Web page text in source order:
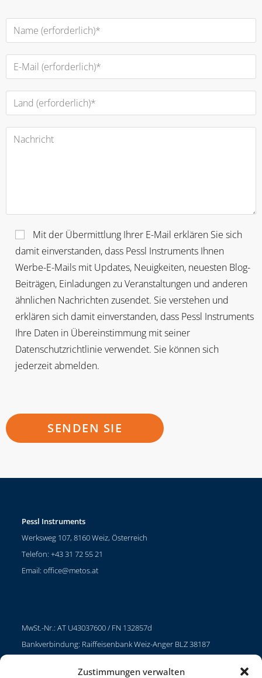
Zustimmungen verwalten
Mit der Übermittlung Ihrer E-Mail erklären Sie sich
damit einverstanden, dass Pessl Instruments Ihnen
Werbe-E-Mails mit Updates, Neuigkeiten, neuesten Blog-
Beiträgen, Einladungen zu Veranstaltungen und anderen
ähnlichen Nachrichten zusendet. Sie verstehen und
erklären sich damit einverstanden, dass Pessl Instruments
Ihre Daten in Übereinstimmung mit seiner
Datenschutzrichtlinie verwendet. Sie können sich
jederzeit abmelden.
Pessl Instruments
Werksweg 107, 8160 Weiz, Österreich
Telefon: +43 31 72 55 21
Email:office@metos.at
MwSt.-Nr.: AT U43037600 / FN 132857d
Bankverbindung: Raiffeisenbank Weiz-Anger BLZ 38187